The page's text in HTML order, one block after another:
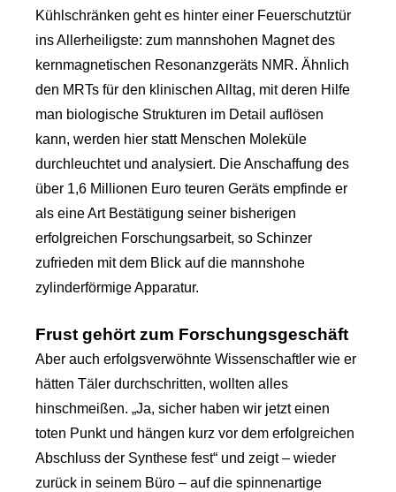
Kühlschränken geht es hinter einer Feuerschutztür
ins Allerheiligste: zum mannshohen Magnet des
kernmagnetischen Resonanzgeräts NMR. Ähnlich
den MRTs für den klinischen Alltag, mit deren Hilfe
man biologische Strukturen im Detail auflösen
kann, werden hier statt Menschen Moleküle
durchleuchtet und analysiert. Die Anschaffung des
über 1,6 Millionen Euro teuren Geräts empfinde er
als eine Art Bestätigung seiner bisherigen
erfolgreichen Forschungsarbeit, so Schinzer
zufrieden mit dem Blick auf die mannshohe
zylinderförmige Apparatur.
Frust gehört zum Forschungsgeschäft
Aber auch erfolgsverwöhnte Wissenschaftler wie er
hätten Täler durchschritten, wollten alles
hinschmeißen. „Ja, sicher haben wir jetzt einen
toten Punkt und hängen kurz vor dem erfolgreichen
Abschluss der Synthese fest“ und zeigt – wieder
zurück in seinem Büro – auf die spinnenartige